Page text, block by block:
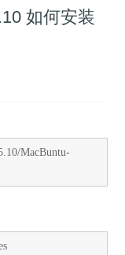
如何安装
MacBuntu-